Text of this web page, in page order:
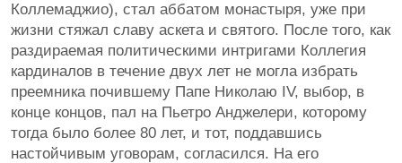
Коллемаджио), стал аббатом монастыря, уже при
жизни стяжал славу аскета и святого. После того, как
раздираемая политическими интригами Коллегия
кардиналов в течение двух лет не могла избрать
преемника почившему Папе Николаю IV, выбор, в
конце концов, пал на Пьетро Анджелери, которому
тогда было более 80 лет, и тот, поддавшись
настойчивым уговорам, согласился. На его